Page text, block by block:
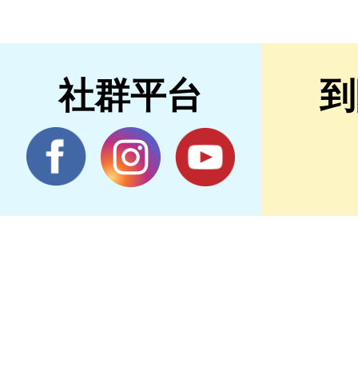
社群平台